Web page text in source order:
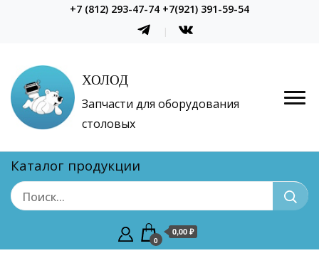
+7 (812) 293-47-74 +7(921) 391-59-54
ХОЛОД
Запчасти для оборудования
столовых
Каталог продукции
0
0,00 ₽